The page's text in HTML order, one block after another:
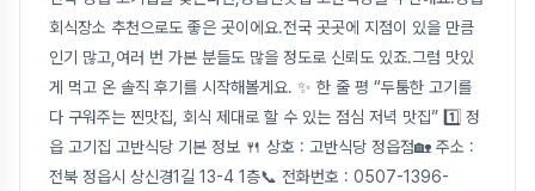
회식장소 추천으로도 좋은 곳이에요.전국 곳곳에 지점이 있을 만큼
인기 많고,여러 번 가본 분들도 많을 정도로 신뢰도 있죠.그럼 맛있
게 먹고 온 솔직 후기를 시작해볼게요. ✨ 한 줄 평 “두툼한 고기를
다 구워주는 찐맛집, 회식 제대로 할 수 있는 점심 저녁 맛집” 1️⃣ 정
읍 고기집 고반식당 기본 정보 🍴 상호 : 고반식당 정읍점🏡 주소 :
전북 정읍시 상신경1길 13-4 1층📞 전화번호 : 0507-1396-